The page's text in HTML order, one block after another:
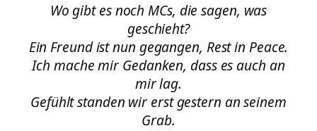
Wo gibt es noch MCs, die sagen, was
geschieht?
Ein Freund ist nun gegangen, Rest in Peace.
Ich mache mir Gedanken, dass es auch an
mir lag.
Gefühlt standen wir erst gestern an seinem
Grab.